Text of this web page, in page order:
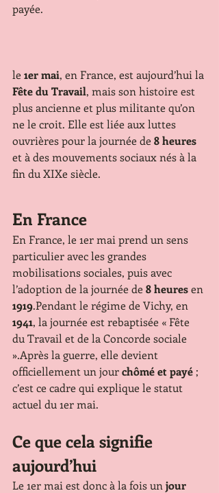
payée.
le 1er mai, en France, est aujourd’hui la
Fête du Travail, mais son histoire est
plus ancienne et plus militante qu’on
ne le croit. Elle est liée aux luttes
ouvrières pour la journée de 8 heures
et à des mouvements sociaux nés à la
fin du XIXe siècle.
En France
En France, le 1er mai prend un sens
particulier avec les grandes
mobilisations sociales, puis avec
l’adoption de la journée de 8 heures en
1919.Pendant le régime de Vichy, en
1941, la journée est rebaptisée « Fête
du Travail et de la Concorde sociale
».Après la guerre, elle devient
officiellement un jour chômé et payé ;
c’est ce cadre qui explique le statut
actuel du 1er mai.
Ce que cela signifie
aujourd’hui
Le 1er mai est donc à la fois un jour